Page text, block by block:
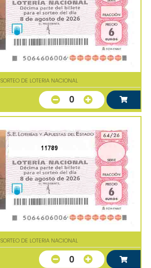
SORTEO DE LOTERIA NACIONAL
0
11789
SORTEO DE LOTERIA NACIONAL
0